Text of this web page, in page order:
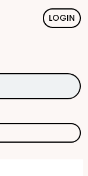
LOGIN